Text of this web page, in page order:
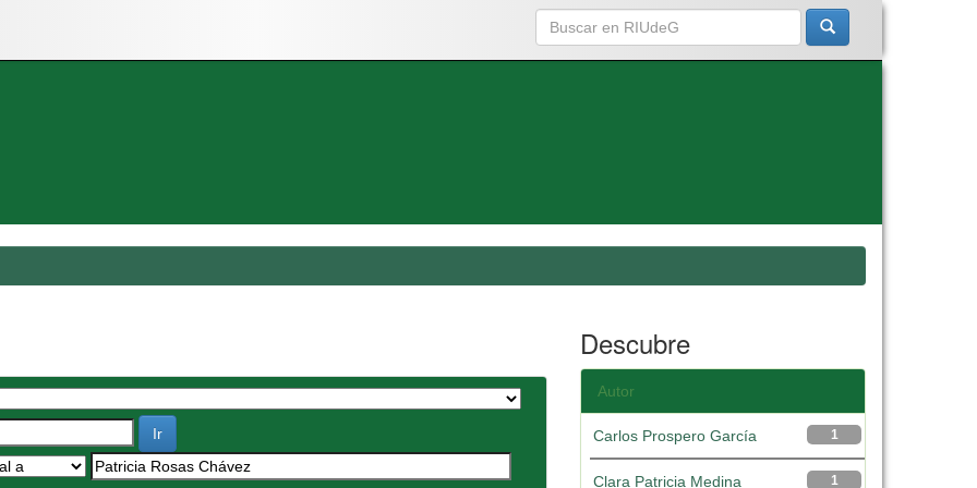
Descubre
Autor
1
Carlos Prospero García
1
Clara Patricia Medina